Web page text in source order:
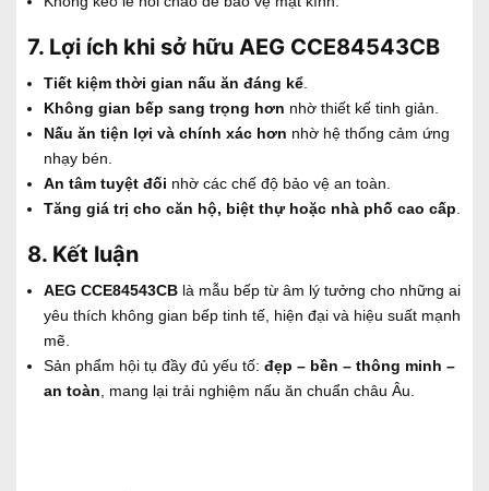
7. Lợi ích khi sở hữu AEG CCE84543CB
Tiết kiệm thời gian nấu ăn đáng kể
Không gian bếp sang trọng hơn nhờ thiết kế tinh giản.
Nấu ăn tiện lợi và chính xác hơn nhờ hệ thống cảm ứng
nhạy bén.
An tâm tuyệt đối nhờ các chế độ bảo vệ an toàn.
Tăng giá trị cho căn hộ, biệt thự hoặc nhà phố cao cấp
8. Kết luận
AEG CCE84543CB là mẫu bếp từ âm lý tưởng cho những ai
yêu thích không gian bếp tinh tế, hiện đại và hiệu suất mạnh
mẽ.
Sản phẩm hội tụ đầy đủ yếu tố: đẹp – bền – thông minh –
an toàn , mang lại trải nghiệm nấu ăn chuẩn châu Âu.